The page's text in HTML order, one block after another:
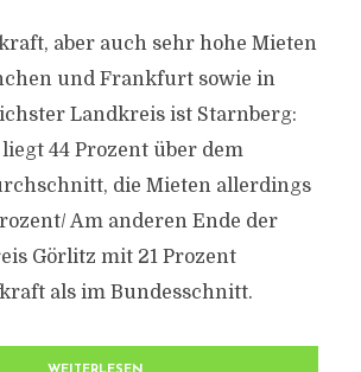
aber auch sehr hohe Mieten
und Frankfurt sowie in
Landkreis ist Starnberg:
44 Prozent über dem
die Mieten allerdings
Am anderen Ende der
Görlitz mit 21 Prozent
als im Bundesschnitt.